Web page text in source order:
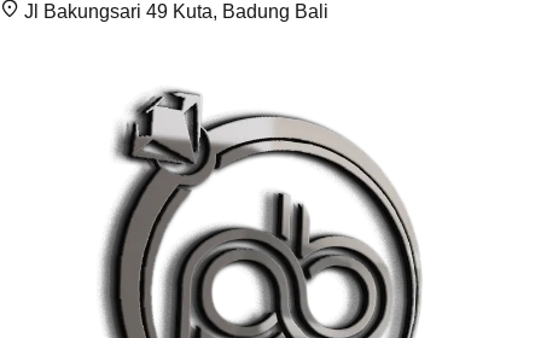
Jl Bakungsari 49 Kuta, Badung Bali